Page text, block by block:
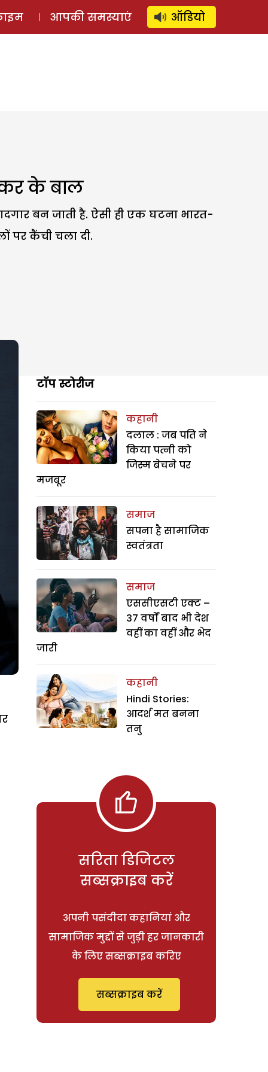
लॉग इन ⚲ SUBSCRIBE
आपकी समस्याएं ऑडियो
के बाल
बन जाती है. ऐसी ही एक घटना भारत-
पर कैंची चला दी.
टॉप स्टोरीज
कहानी
दलाल : जब पति ने
किया पत्नी को
जिस्म बेचने पर
मजबूर
समाज
सपना है सामाजिक
स्वतंत्रता
समाज
एससीएसटी एक्ट –
37 वर्षों बाद भी देश
वहीं का वहीं और भेद
जारी
कहानी
Hindi Stories:
आदर्श मत बनना
तनु
सरिता डिजिटल
सब्सक्राइब करें
अपनी पसंदीदा कहानियां और
सामाजिक मुद्दों से जुड़ी हर जानकारी
के लिए सब्सक्राइब करिए
सब्सक्राइब करें